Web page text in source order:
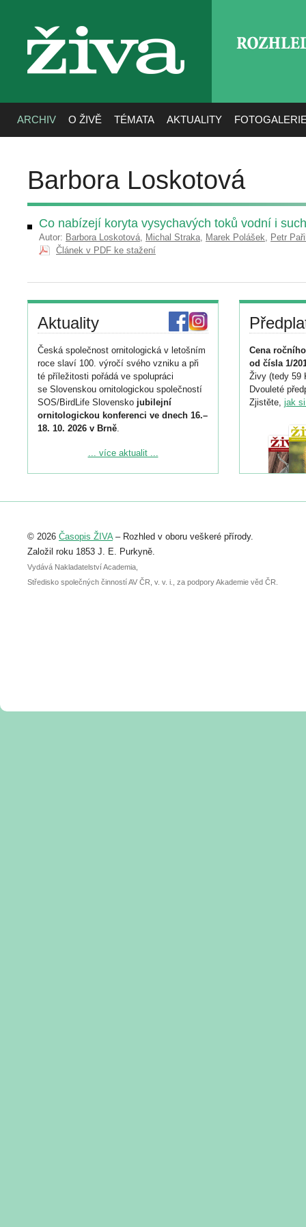
živa
ARCHIV O ŽIVĚ TÉMATA AKTUALITY
Barbora Loskotová
Co nabízejí koryta vysychavých toků vodní i
Autor: Barbora Loskotová, Michal Straka, Marek Polášek, Petr
Článek v PDF ke stažení
Aktuality
Česká společnost ornitologická v letošním
roce slaví 100. výročí svého vzniku a při
té příležitosti pořádá ve spolupráci
se Slovenskou ornitologickou společností
SOS/BirdLife Slovensko jubilejní
ornitologickou konferenci ve dnech 16.–
18. 10. 2026 v Brně.
Podrobnější informace ke konferenci
Registrovat se můžete do 6. září.
abstraktu přihlášené přednášky nebo
posteru je už 30. června.
... více aktualit ...
Cena
od čísla 1/
Živy (tedy 59
Dvouleté
Zjistěte, jak
© 2026 Časopis ŽIVA– Rozhled v oboru veškeré přírody.
Založil roku 1853 J. E. Purkyně.
Vydává Nakladatelství Academia,
Středisko společných činností AV ČR, v. v. i., za podpory Akademie věd ČR.